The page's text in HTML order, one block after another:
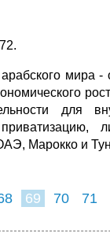
мира -
для
Марокко и
69 70 71